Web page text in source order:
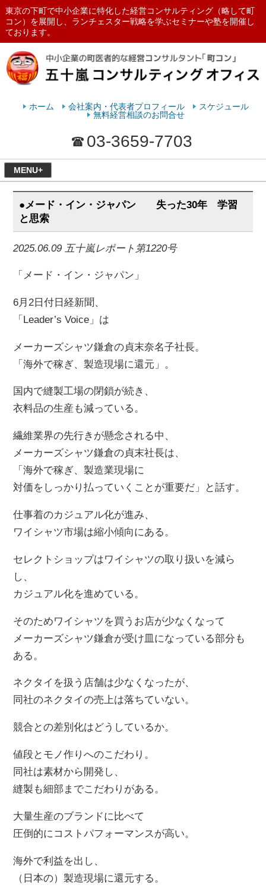
東京の下町で中小企業に特化した経営コンサルティング（略して町
コン）を展開し、ランチェスター戦略を学ぶセミナーや塾を開催し
ております。
ランチェスターの法則を学ぶなら
ホーム 会社案内・代表者プロフィール
スケジュール
無料経営相談のお問合せ
03-3659-7703
MENU+
●メード・イン・ジャパン 失った30年 学習
と思索
2025.06.09 五十嵐レポート第1220号
「メード・イン・ジャパン」
6月2日付日経新聞、
「Leader’s Voice」は
メーカーズシャツ鎌倉の貞末奈名子社長。
「海外で稼ぎ、製造現場に還元」。
国内で縫製工場の閉鎖が続き、
衣料品の生産も減っている。
繊維業界の先行きが懸念される中、
メーカーズシャツ鎌倉の貞末社長は、
「海外で稼ぎ、製造業現場に
対価をしっかり払っていくことが重要だ」と話す。
仕事着のカジュアル化が進み、
ワイシャツ市場は縮小傾向にある。
セレクトショップはワイシャツの取り扱いを減ら
し、
カジュアル化を進めている。
そのためワイシャツを買うお店が少なくなって
メーカーズシャツ鎌倉が受け皿になっている部分も
ある。
ネクタイを扱う店舗は少なくなったが、
同社のネクタイの売上は落ちていない。
競合との差別化はどうしているか。
値段とモノ作りへのこだわり。
同社は素材から開発し、
縫製も細部までこだわりがある。
大量生産のブランドに比べて
圧倒的にコストパフォーマンスが高い。
海外で利益を出し、
（日本の）製造現場に還元する。